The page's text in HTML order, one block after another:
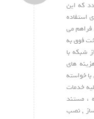
که این
استفاده
فراهم می
فوق به
شبکه با
های
خواسته
خدمات
، مستند
ساز , نصب